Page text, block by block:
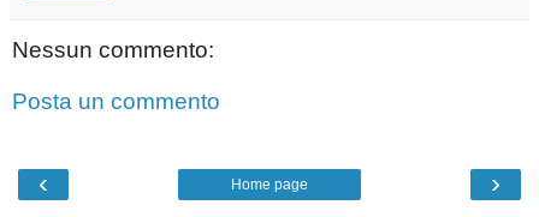
Nessun commento:
Posta un commento
‹ ›
Home page